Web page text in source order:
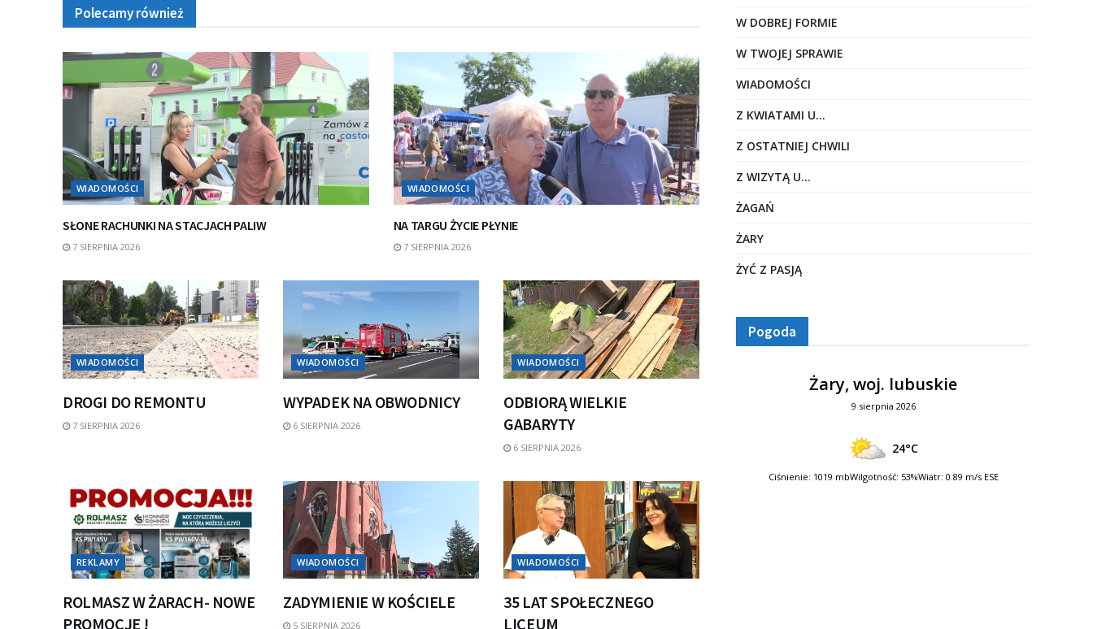
Polecamy również
WIADOMOŚCI
SŁONE RACHUNKI NA STACJACH PALIW
7 SIERPNIA 2026
WIADOMOŚCI
NA TARGU ŻYCIE PŁYNIE
7 SIERPNIA 2026
WIADOMOŚCI
DROGI DO REMONTU
7 SIERPNIA 2026
WIADOMOŚCI
WYPADEK NA OBWODNICY
6 SIERPNIA 2026
WIADOMOŚCI
ODBIORĄ WIELKIE
GABARYTY
6 SIERPNIA 2026
REKLAMY
ROLMASZ W ŻARACH- NOWE
PROMOCJE !
WIADOMOŚCI
ZADYMIENIE W KOŚCIELE
5 SIERPNIA 2026
WIADOMOŚCI
35 LAT SPOŁECZNEGO
LICEUM
W DOBREJ FORMIE
W TWOJEJ SPRAWIE
WIADOMOŚCI
Z KWIATAMI U…
Z OSTATNIEJ CHWILI
Z WIZYTĄ U…
ŻAGAŃ
ŻARY
ŻYĆ Z PASJĄ
Pogoda
Żary, woj. lubuskie
9 sierpnia 2026
24°C
Ciśnienie: 1019 mbWilgotność: 53%Wiatr: 0.89 m/s ESE